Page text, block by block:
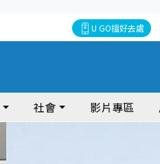
U GO搵好去處
社會 影片專區